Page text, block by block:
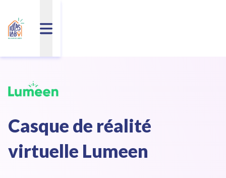
Casque de réalité
virtuelle Lumeen